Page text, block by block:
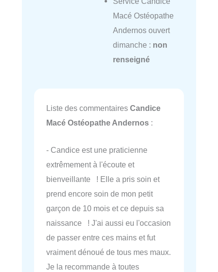
Macé Ostéopathe
Andernos ouvert
dimanche : non
renseigné
Liste des commentaires Candice
Macé Ostéopathe Andernos :
- Candice est une praticienne
extrêmement à l'écoute et
bienveillante ! Elle a pris soin et
prend encore soin de mon petit
garçon de 10 mois et ce depuis sa
naissance ! J'ai aussi eu l'occasion
de passer entre ces mains et fut
vraiment dénoué de tous mes maux.
Je la recommande à toutes